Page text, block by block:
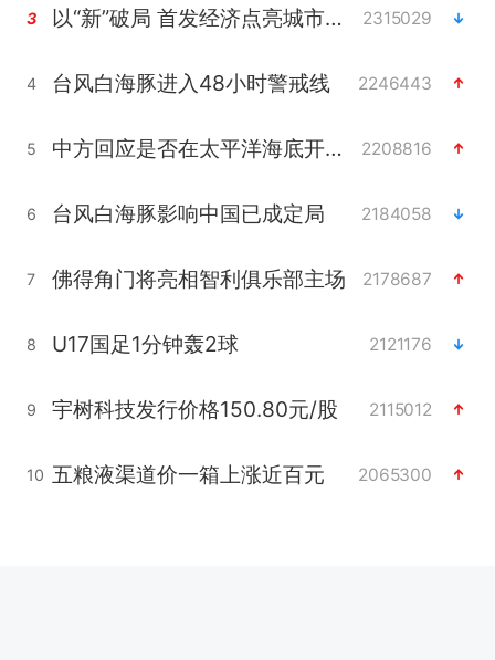
3 以“新”破局 首发经济点亮城市消费活力 2315029
4 台风白海豚进入48小时警戒线 2246443
5 中方回应是否在太平洋海底开采稀土 2208816
6 台风白海豚影响中国已成定局 2184058
7 佛得角门将亮相智利俱乐部主场 2178687
8 U17国足1分钟轰2球 2121176
9 宇树科技发行价格150.80元/股 2115012
10 五粮液渠道价一箱上涨近百元 2065300